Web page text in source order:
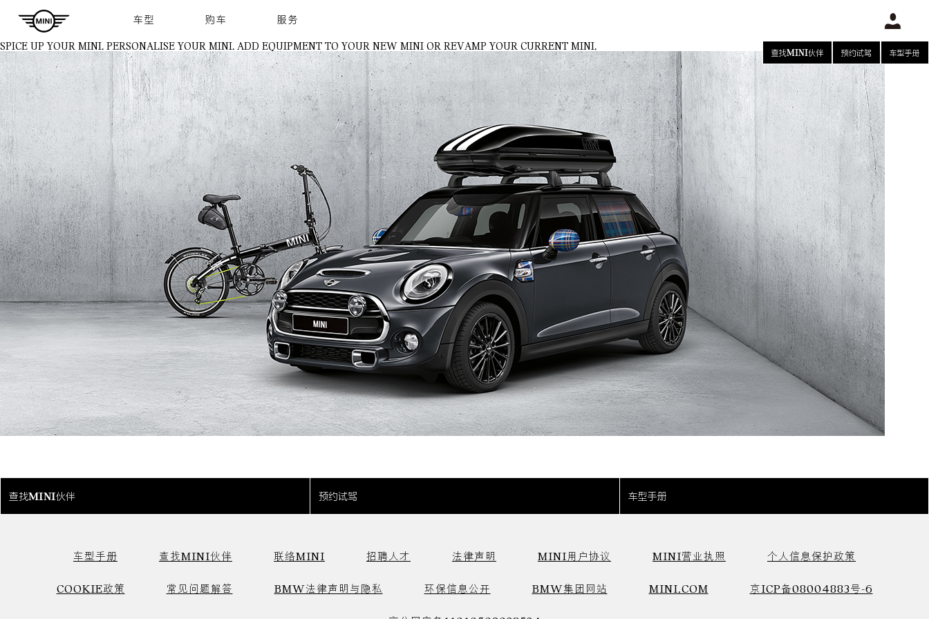
车型 购车 服务
查找MINI伙伴 预约试驾 车型手册
SPICE UP YOUR MINI. PERSONALISE YOUR MINI. ADD EQUIPMENT TO YOUR NEW MINI OR REVAMP YOUR CURRENT MINI.
查找MINI伙伴 预约试驾 车型手册
车型手册 查找MINI伙伴 联络MINI 招聘人才 法律声明 MINI用户协议 MINI营业执照 个人信息保护政策
COOKIE政策 常见问题解答 BMW法律声明与隐私 环保信息公开 BMW集团网站 MINI.COM 京ICP备08004883号-6